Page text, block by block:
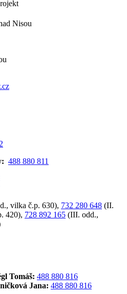
Nisou
488 880 811
vilka č.p. 630), 732 280 648 (II.
420), 728 892 165 (III. odd.,
Tomáš: 488 880 816
Jana: 488 880 816